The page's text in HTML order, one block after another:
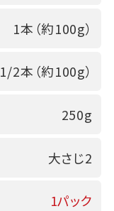
1本（約100g）
1/2本（約100g）
250g
大さじ2
1パック